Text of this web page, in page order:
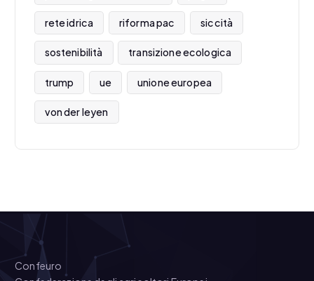
rete idrica riforma pac siccità
sostenibilità transizione ecologica
trump ue unione europea
von der leyen
Confeuro